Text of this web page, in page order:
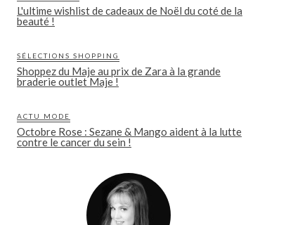
L'ultime wishlist de cadeaux de Noël du coté de la
beauté !
SÉLECTIONS SHOPPING
Shoppez du Maje au prix de Zara à la grande
braderie outlet Maje !
ACTU MODE
Octobre Rose : Sezane & Mango aident à la lutte
contre le cancer du sein !